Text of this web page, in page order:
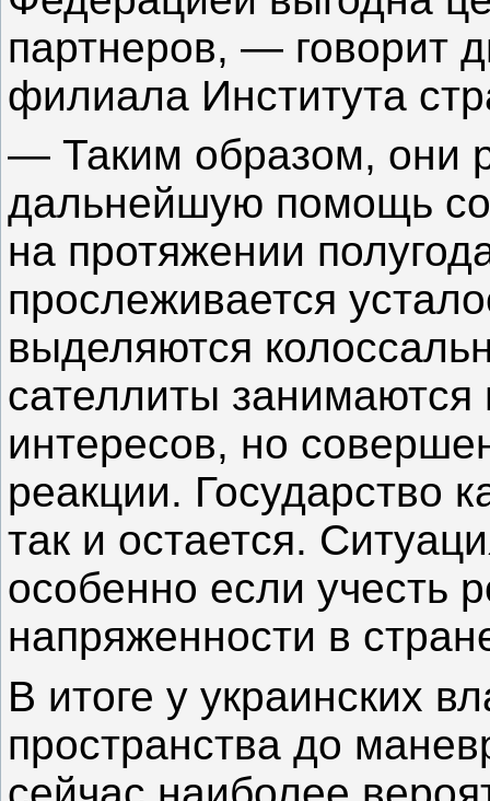
партнеров, — говорит
филиала Института
— Таким образом, они
дальнейшую помощь
на протяжении
прослеживается
выделяются
сателлиты
интересов, но
реакции. Государство
так и остается.
особенно если учесть
напряженности в
В итоге у украинских
пространства до